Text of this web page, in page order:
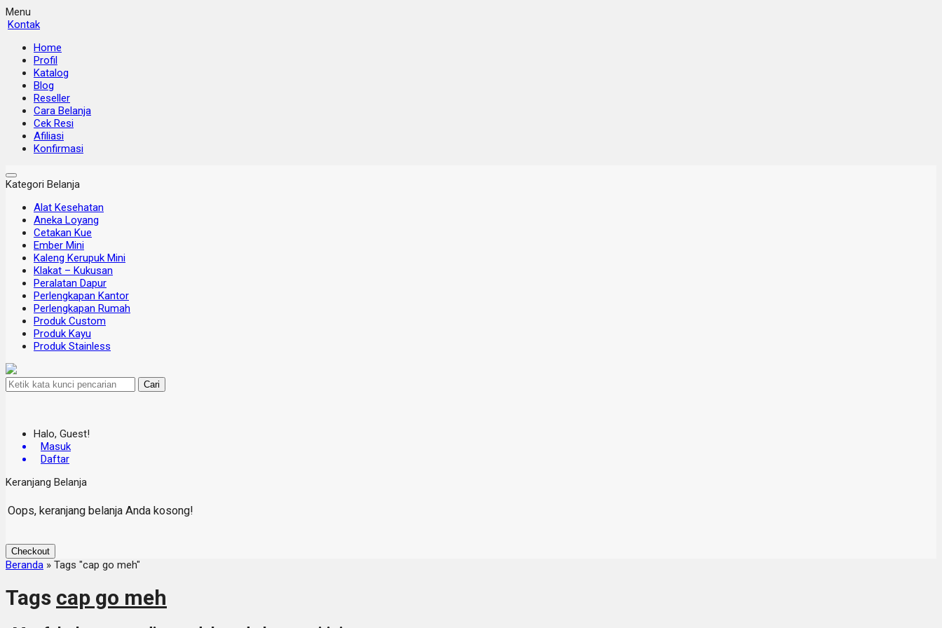
Menu
Kontak
Home
Profil
Katalog
Blog
Reseller
Cara Belanja
Cek Resi
Afiliasi
Konfirmasi
Kategori Belanja
Alat Kesehatan
Aneka Loyang
Cetakan Kue
Ember Mini
Kaleng Kerupuk Mini
Klakat – Kukusan
Peralatan Dapur
Perlengkapan Kantor
Perlengkapan Rumah
Produk Custom
Produk Kayu
Produk Stainless
Cari
Halo, Guest!
Masuk
Daftar
Keranjang Belanja
Oops, keranjang belanja Anda kosong!
Checkout
Beranda » Tags "cap go meh"
Tags cap go meh